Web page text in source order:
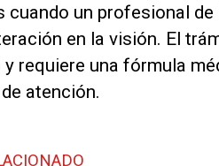
un profesional
en la visión. El
requiere una fórmula
atención.